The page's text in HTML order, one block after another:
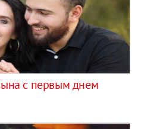
с первым днем